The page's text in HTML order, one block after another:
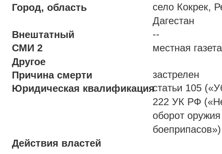
Город, область
село Кокрек,
Дагестан
Внештатный
--
СМИ 2
местная
Другое
Причина смерти
застрелен
Юридическая квалификациястатьи 105
222 УК РФ
оборот
Действия властей